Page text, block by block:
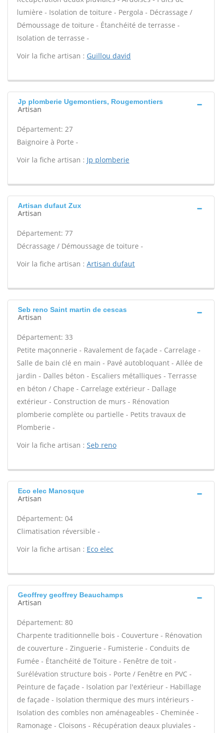
lumière - Isolation de toiture - Pergola - Décrassage /
Démoussage de toiture - Étanchéité de terrasse -
Isolation de terrasse -
Voir la fiche artisan : Guillou david
Jp plomberie Ugemontiers, Rougemontiers
Artisan
Département: 27
Baignoire à Porte -
Voir la fiche artisan : Jp plomberie
Artisan dufaut Zux
Artisan
Département: 77
Décrassage / Démoussage de toiture -
Voir la fiche artisan : Artisan dufaut
Seb reno Saint martin de cescas
Artisan
Département: 33
Petite maçonnerie - Ravalement de façade - Carrelage -
Salle de bain clé en main - Pavé autobloquant - Allée de
jardin - Dalles béton - Escaliers métalliques - Terrasse
en béton / Chape - Carrelage extérieur - Dallage
extérieur - Construction de murs - Rénovation
plomberie complète ou partielle - Petits travaux de
Plomberie -
Voir la fiche artisan : Seb reno
Eco elec Manosque
Artisan
Département: 04
Climatisation réversible -
Voir la fiche artisan : Eco elec
Geoffrey geoffrey Beauchamps
Artisan
Département: 80
Charpente traditionnelle bois - Couverture - Rénovation
de couverture - Zinguerie - Fumisterie - Conduits de
Fumée - Étanchéité de Toiture - Fenêtre de toit -
Surélévation structure bois - Porte / Fenêtre en PVC -
Peinture de façade - Isolation par l'extérieur - Habillage
de façade - Isolation thermique des murs intérieurs -
Isolation des combles non aménageables - Cheminée -
Ramonage - Cloisons - Récupération deaux pluviales -